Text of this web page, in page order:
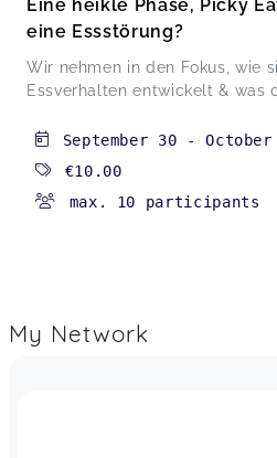
Eine heikle Phase, Picky
eine Essstörung?
Wir nehmen in den Fokus, wie
Essverhalten entwickelt & was
September 30 -October
€10.00
max. 10 participants
My Network